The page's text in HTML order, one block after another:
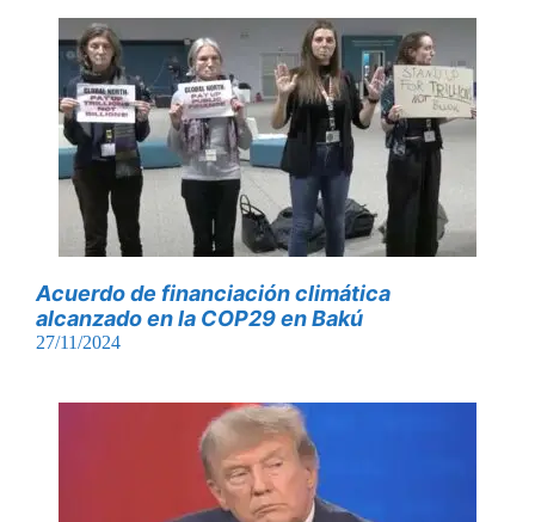
Acuerdo de financiación climática
alcanzado en la COP29 en Bakú
27/11/2024